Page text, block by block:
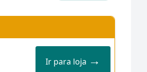
Ir para loja →